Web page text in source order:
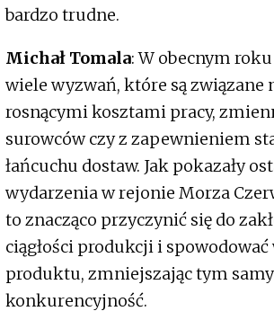
bardzo trudne.
Michał Tomala: W obecnym
wiele wyzwań, które są związane
rosnącymi kosztami pracy,
surowców czy z zapewnieniem
łańcuchu dostaw. Jak pokazały
wydarzenia w rejonie Morza
to znacząco przyczynić się do
ciągłości produkcji i spowodować
produktu, zmniejszając tym
konkurencyjność.